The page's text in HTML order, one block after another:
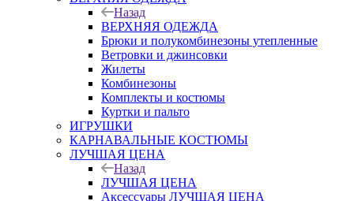
Назад
ВЕРХНЯЯ ОДЕЖДА
Брюки и полукомбинезоны утепленные
Ветровки и джинсовки
Жилеты
Комбинезоны
Комплекты и костюмы
Куртки и пальто
ИГРУШКИ
КАРНАВАЛЬНЫЕ КОСТЮМЫ
ЛУЧШАЯ ЦЕНА
Назад
ЛУЧШАЯ ЦЕНА
Аксессуары ЛУЧШАЯ ЦЕНА